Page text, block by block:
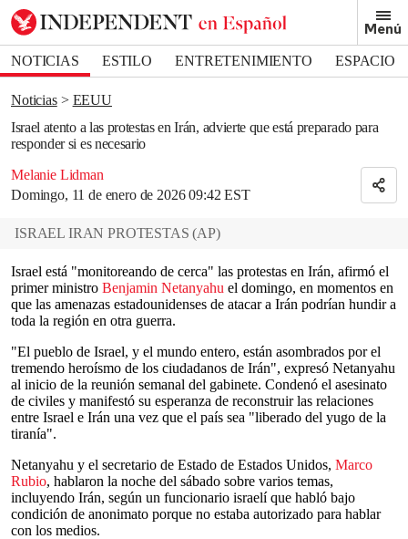
Menú
NOTICIAS ESTILO ENTRETENIMIENTO
ESPACIO
DEPORTES
Noticias
EEUU
Israel atento a las protestas en Irán, advierte que está preparado para
responder si es necesario
Melanie Lidman
Domingo, 11 de enero de 2026 09:42 EST
Bookmark popover
Removed from bookmarks
Close popover
ISRAEL IRAN PROTESTAS (AP)
Israel está "monitoreando de cerca" las protestas en Irán, afirmó el
primer ministro Benjamin Netanyahu el domingo, en momentos en
que las amenazas estadounidenses de atacar a Irán podrían hundir a
toda la región en otra guerra.
"El pueblo de Israel, y el mundo entero, están asombrados por el
tremendo heroísmo de los ciudadanos de Irán", expresó Netanyahu
al inicio de la reunión semanal del gabinete. Condenó el asesinato
de civiles y manifestó su esperanza de reconstruir las relaciones
entre Israel e Irán una vez que el país sea "liberado del yugo de la
tiranía".
Netanyahu y el secretario de Estado de Estados Unidos, Marco
Rubio, hablaron la noche del sábado sobre varios temas,
incluyendo Irán, según un funcionario israelí que habló bajo
condición de anonimato porque no estaba autorizado para hablar
con los medios.